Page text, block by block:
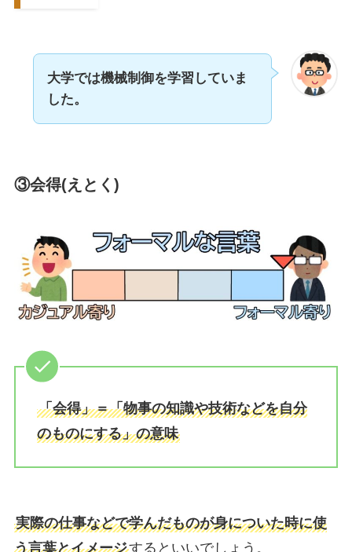
大学では機械制御を学習していま
した。
③会得(えとく)
「会得」＝「物事の知識や技術などを自分
のものにする」の意味
実際の仕事などで学んだものが身についた時に使
う言葉とイメージするといいでしょう。